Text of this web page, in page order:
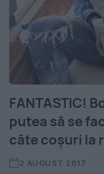
FANTASTIC!
putea să se
câte coșuri la
2 AUGUST 2017